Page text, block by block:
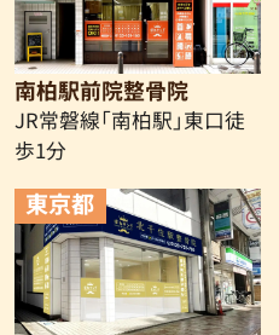
南柏駅前院整骨院
JR常磐線「南柏駅」東口徒
歩1分
東京都